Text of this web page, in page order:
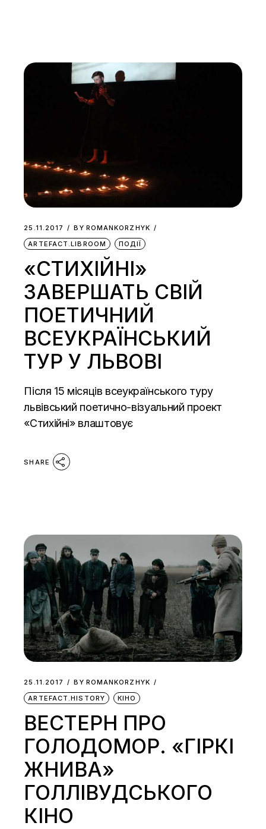
25.11.2017 BY ROMANKORZHYK
ARTEFACT.LIBROOM
ПОДІЇ
«СТИХІЙНІ»
ЗАВЕРШАТЬ СВІЙ
ПОЕТИЧНИЙ
ВСЕУКРАЇНСЬКИЙ
ТУР У ЛЬВОВІ
Після 15 місяців всеукраїнського туру
львівський поетично-візуальний проект
«Стихійні» влаштовує
SHARE
25.11.2017 BY ROMANKORZHYK
ARTEFACT.HISTORY
КІНО
ВЕСТЕРН ПРО
ГОЛОДОМОР. «ГІРКІ
ЖНИВА»
ГОЛЛІВУДСЬКОГО
КІНО